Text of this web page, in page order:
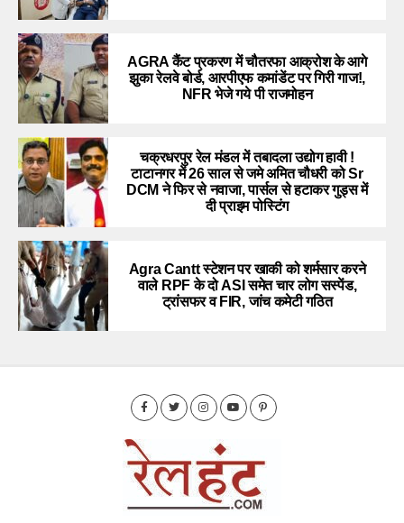
AGRA कैंट प्रकरण में चौतरफा आक्रोश के आगे
झुका रेलवे बोर्ड, आरपीएफ कमांडेंट पर गिरी गाज!,
NFR भेजे गये पी राजमोहन
चक्रधरपुर रेल मंडल में तबादला उद्योग हावी !
टाटानगर में 26 साल से जमे अमित चौधरी को Sr
DCM ने फिर से नवाजा, पार्सल से हटाकर गुड्स में
दी प्राइम पोस्टिंग
Agra Cantt स्टेशन पर खाकी को शर्मसार करने
वाले RPF के दो ASI समेत चार लोग सस्पेंड,
ट्रांसफर व FIR, जांच कमेटी गठित